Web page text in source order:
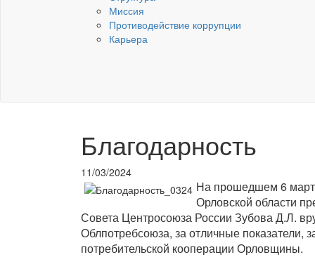
Миссия
Противодействие коррупции
Карьера
Благодарность
11/03/2024
На прошедшем 6
Орловской области
Совета Центросоюза России Зубова Д.Л.
Облпотребсоюза, за отличные показатели,
потребительской кооперации Орловщины.